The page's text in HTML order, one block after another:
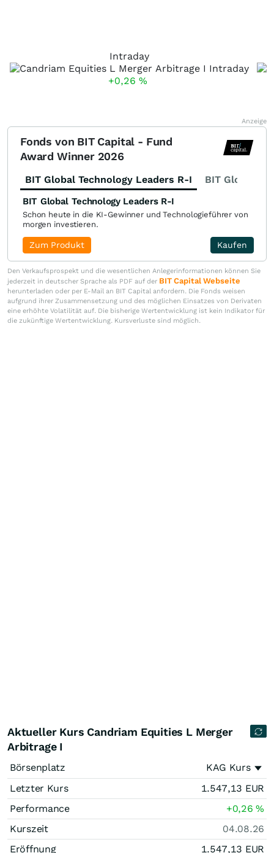
Intraday
+0,26 %
Anzeige
Fonds von BIT Capital - Fund
Award Winner 2026
BIT Global Technology Leaders R-I BIT Global
BIT Global Technology Leaders R-I
Schon heute in die KI-Gewinner und Technologieführer von
morgen investieren.
Kaufen
Zum Produkt
Den Verkaufsprospekt und die wesentlichen Anlegerinformationen können Sie
jederzeit in deutscher Sprache als PDF auf der BIT Capital Webseite
herunterladen oder per E-Mail an BIT Capital anfordern. Die Fonds weisen
aufgrund ihrer Zusammensetzung und des möglichen Einsatzes von Derivaten
eine erhöhte Volatilität auf. Die bisherige Wertentwicklung ist kein Indikator für
die zukünftige Wertentwicklung. Kursverluste sind möglich.
Aktueller Kurs Candriam Equities L Merger
Arbitrage I
Börsenplatz
KAG Kurs
Letzter Kurs
1.547,13 EUR
Performance
+0,26%
Kurszeit
04.08.26
Eröffnung
1.547,13 EUR